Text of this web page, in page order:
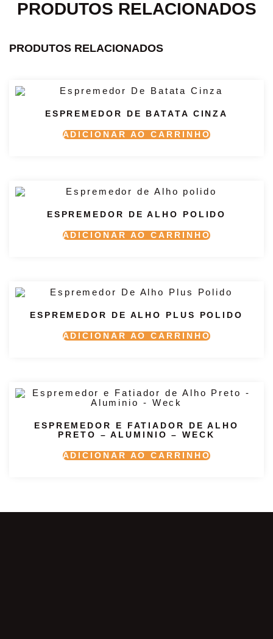
PRODUTOS RELACIONADOS
PRODUTOS RELACIONADOS
ESPREMEDOR DE BATATA CINZA
ADICIONAR AO CARRINHO
ESPREMEDOR DE ALHO POLIDO
ADICIONAR AO CARRINHO
ESPREMEDOR DE ALHO PLUS POLIDO
ADICIONAR AO CARRINHO
ESPREMEDOR E FATIADOR DE ALHO
PRETO – ALUMINIO – WECK
ADICIONAR AO CARRINHO